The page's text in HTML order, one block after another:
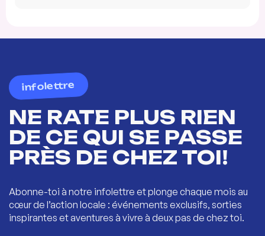
infolettre
NE RATE PLUS RIEN
DE CE QUI SE PASSE
PRÈS DE CHEZ TOI!
Abonne-toi à notre infolettre et plonge chaque mois au
cœur de l’action locale : événements exclusifs, sorties
inspirantes et aventures à vivre à deux pas de chez toi.